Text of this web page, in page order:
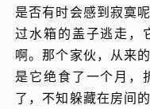
是否有时会感到寂寞
过水箱的盖子逃走，
啊。那个家伙，从来
是它绝食了一个月，
了，不知躲藏在房间